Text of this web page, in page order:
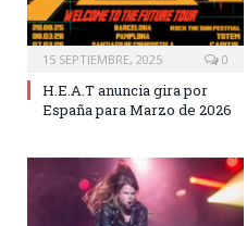
15 SEPTIEMBRE, 2025 0
H.E.A.T anuncia gira por
España para Marzo de 2026